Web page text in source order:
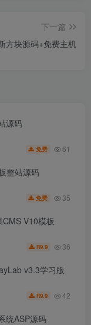
下一篇
方块源码+免费主机
源码
免费 61
整站源码
免费 35
V10模板
R9.9 36
v3.3学习版
R9.9 42
统ASP源码